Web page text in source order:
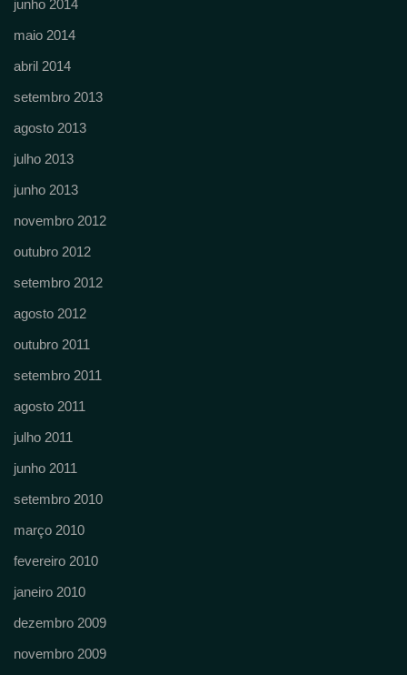
junho 2014
maio 2014
abril 2014
setembro 2013
agosto 2013
julho 2013
junho 2013
novembro 2012
outubro 2012
setembro 2012
agosto 2012
outubro 2011
setembro 2011
agosto 2011
julho 2011
junho 2011
setembro 2010
março 2010
fevereiro 2010
janeiro 2010
dezembro 2009
novembro 2009